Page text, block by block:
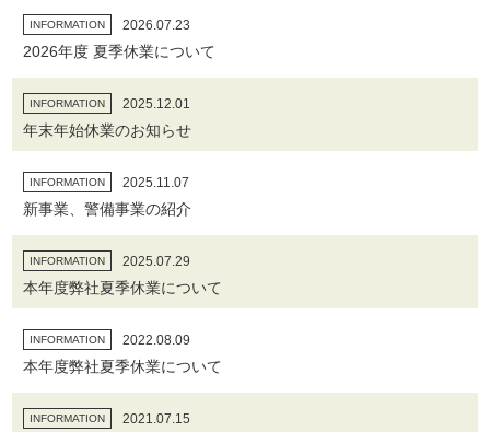
INFORMATION 2026.07.23
2026年度 夏季休業について
INFORMATION 2025.12.01
年末年始休業のお知らせ
INFORMATION 2025.11.07
新事業、警備事業の紹介
INFORMATION 2025.07.29
本年度弊社夏季休業について
INFORMATION 2022.08.09
本年度弊社夏季休業について
INFORMATION 2021.07.15